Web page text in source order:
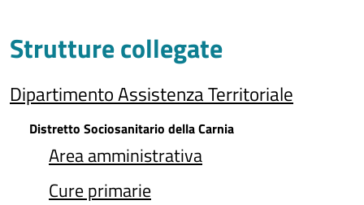
Strutture collegate
Dipartimento Assistenza Territoriale
Distretto Sociosanitario della Carnia
Area amministrativa
Cure primarie